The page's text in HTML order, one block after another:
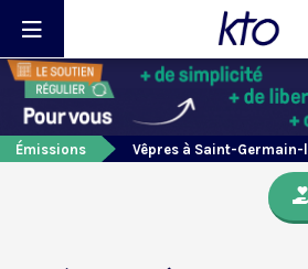
Émissions Vêpres à Saint-Germain-